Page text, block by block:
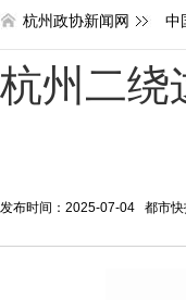
杭州政协新闻网 中
杭州二绕
发布时间：2025-07-04 都市快